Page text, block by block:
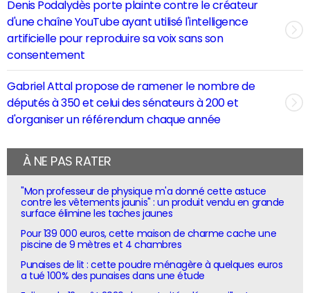
Denis Podalydès porte plainte contre le créateur
d'une chaîne YouTube ayant utilisé l'intelligence
artificielle pour reproduire sa voix sans son
consentement
Gabriel Attal propose de ramener le nombre de
députés à 350 et celui des sénateurs à 200 et
d'organiser un référendum chaque année
À NE PAS RATER
"Mon professeur de physique m'a donné cette astuce
contre les vêtements jaunis" : un produit vendu en grande
surface élimine les taches jaunes
Pour 139 000 euros, cette maison de charme cache une
piscine de 9 mètres et 4 chambres
Punaises de lit : cette poudre ménagère à quelques euros
a tué 100% des punaises dans une étude